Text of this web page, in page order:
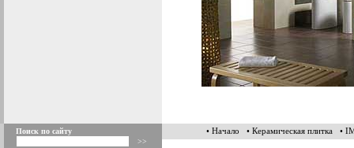
Поиск по сайту • Начало • Керамическая плитка •